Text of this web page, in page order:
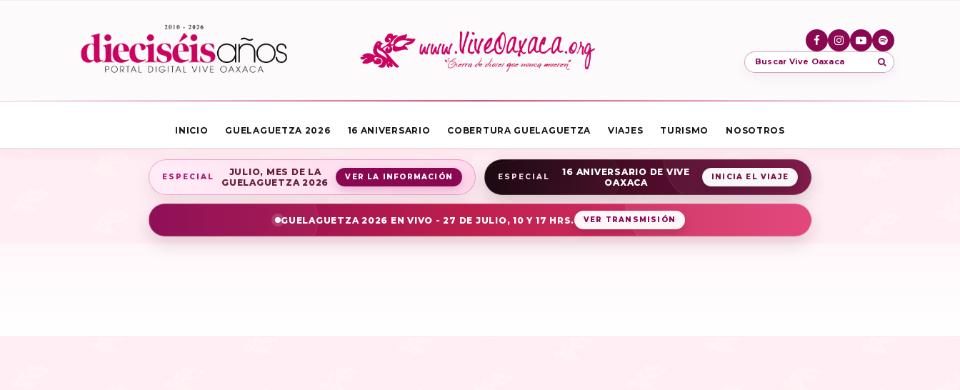
Buscar Vive Oaxaca
INICIO GUELAGUETZA 2026 16 ANIVERSARIO COBERTURA GUELAGUETZA VIAJES TURISMO NOSOTROS
ESPECIAL
JULIO, MES DE LA
GUELAGUETZA 2026
VER LA INFORMACIÓN ESPECIAL
16 ANIVERSARIO DE VIVE
OAXACA
INICIA EL VIAJE
GUELAGUETZA 2026 EN VIVO - 27 DE JULIO, 10 Y 17 HRS. VER TRANSMISIÓN